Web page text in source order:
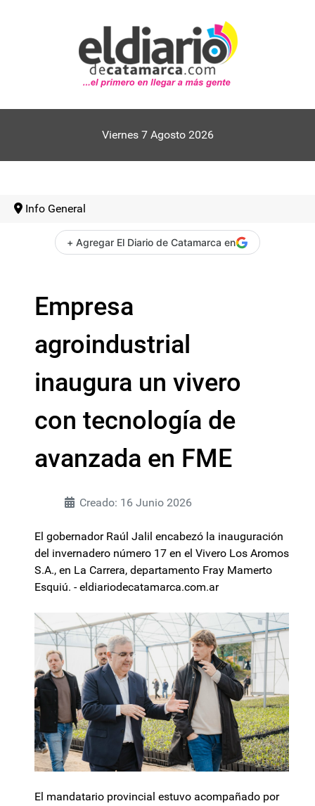
Viernes 7 Agosto 2026
Info General
+ Agregar El Diario de Catamarca en
Empresa
agroindustrial
inaugura un vivero
con tecnología de
avanzada en FME
Creado: 16 Junio 2026
El gobernador Raúl Jalil encabezó la inauguración
del invernadero número 17 en el Vivero Los Aromos
S.A., en La Carrera, departamento Fray Mamerto
Esquiú. - eldiariodecatamarca.com.ar
El mandatario provincial estuvo acompañado por